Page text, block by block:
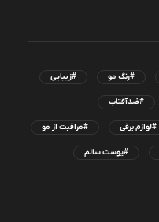
#رنگ مو #زیبایی
#ضدآفتاب
#لوازم برقی #مراقبت از مو
#پوست سالم